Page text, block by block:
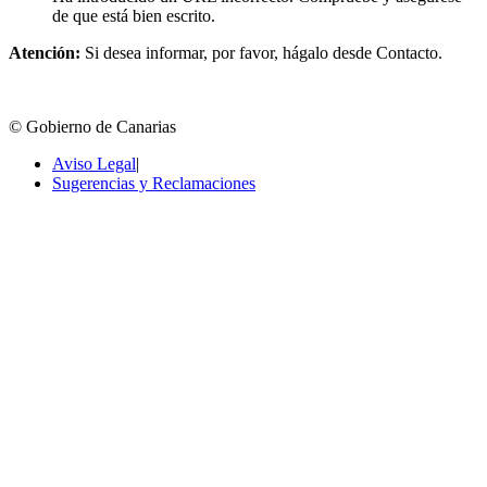
de que está bien escrito.
Atención: Si desea informar, por favor, hágalo desde Contacto.
© Gobierno de Canarias
Aviso Legal|
Sugerencias y Reclamaciones